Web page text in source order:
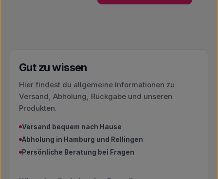
Gut zu wissen
Hier findest du allgemeine Informationen zu
Versand, Abholung, Rückgabe und unseren
Produkten.
Versand bequem nach Hause
Abholung in Hamburg und Rellingen
Persönliche Beratung bei Fragen